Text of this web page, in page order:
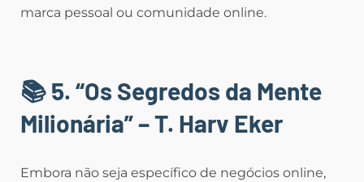
marca pessoal ou comunidade online.
📚 5. “Os Segredos da Mente
Milionária” – T. Harv Eker
Embora não seja específico de negócios online,